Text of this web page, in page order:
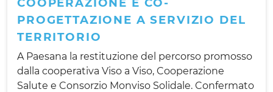
PROGETTAZIONE A SERVIZIO DEL
TERRITORIO
A Paesana la restituzione del percorso promosso
dalla cooperativa Viso a Viso, Cooperazione
Salute e Consorzio Monviso Solidale. Confermato